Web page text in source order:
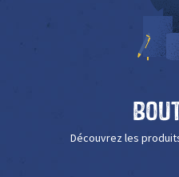
Découvrez les